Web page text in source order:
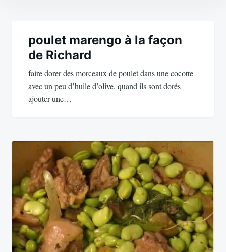
l’article
poulet marengo à la façon
de Richard
faire dorer des morceaux de poulet dans une cocotte
avec un peu d’huile d’olive, quand ils sont dorés
ajouter une…